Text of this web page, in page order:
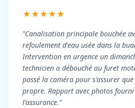
★★★★★
"Canalisation principale bouchée
refoulement d'eau usée dans la
Intervention en urgence un
technicien a débouché au furet
passé la caméra pour s'assurer
propre. Rapport avec photos
l'assurance."